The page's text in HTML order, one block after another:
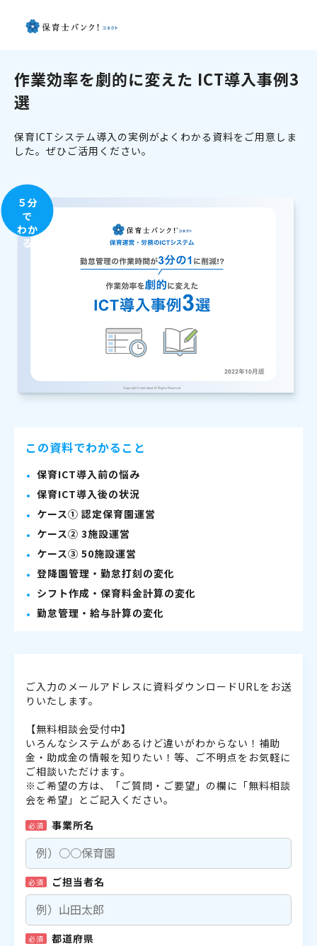
作業効率を劇的に変えた ICT導入事例3
選
保育ICTシステム導入の実例がよくわかる資料をご用意しま
した。ぜひご活用ください。
５分
で
わか
る
この資料でわかること
保育ICT導入前の悩み
保育ICT導入後の状況
ケース① 認定保育園運営
ケース② 3施設運営
ケース③ 50施設運営
登降園管理・勤怠打刻の変化
シフト作成・保育料金計算の変化
勤怠管理・給与計算の変化
ご入力のメールアドレスに資料ダウンロードURLをお送
りいたします。
【無料相談会受付中】
いろんなシステムがあるけど違いがわからない！補助
金・助成金の情報を知りたい！等、ご不明点をお気軽に
ご相談いただけます。
※ご希望の方は、「ご質問・ご要望」の欄に「無料相談
会を希望」とご記入ください。
必須 事業所名
必須 ご担当者名
必須 都道府県